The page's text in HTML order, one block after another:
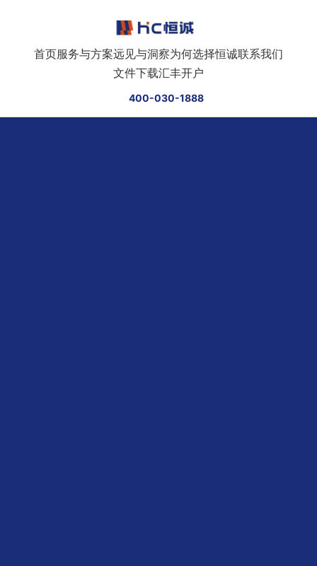
首页服务与方案远见与洞察为何选择恒诚联系我们
文件下载汇丰开户
400-030-1888